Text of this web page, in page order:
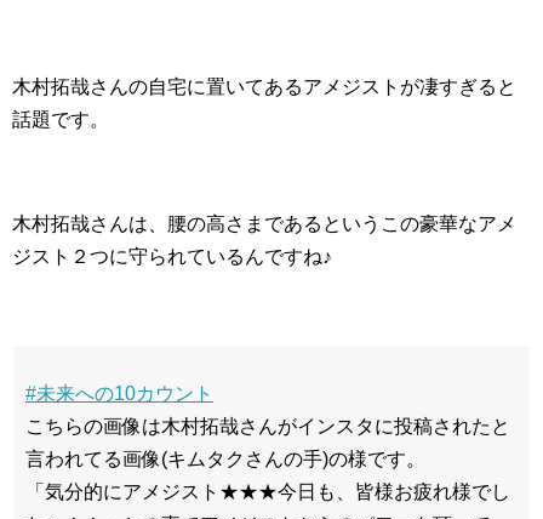
木村拓哉さんの自宅に置いてあるアメジストが凄すぎると
話題です。
木村拓哉さんは、腰の高さまであるというこの豪華なアメ
ジスト２つに守られているんですね♪
#未来への10カウント
こちらの画像は木村拓哉さんがインスタに投稿されたと
言われてる画像(キムタクさんの手)の様です。
「気分的にアメジスト★★★今日も、皆様お疲れ様でし